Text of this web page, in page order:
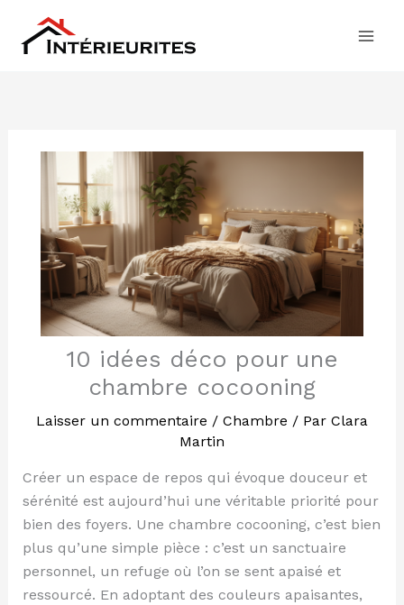
contenu
10 idées déco pour une
chambre cocooning
Laisser un commentaire / Chambre / Par Clara
Martin
Créer un espace de repos qui évoque douceur et
sérénité est aujourd’hui une véritable priorité pour
bien des foyers. Une chambre cocooning, c’est bien
plus qu’une simple pièce : c’est un sanctuaire
personnel, un refuge où l’on se sent apaisé et
ressourcé. En adoptant des couleurs apaisantes,